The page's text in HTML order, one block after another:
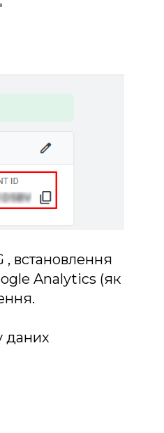
, встановлення
Analytics (як
даних